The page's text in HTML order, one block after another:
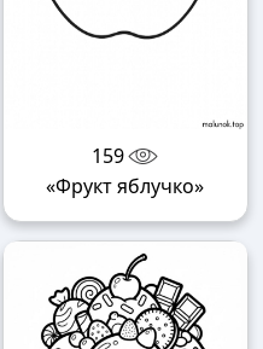
159
«Фрукт яблучко»